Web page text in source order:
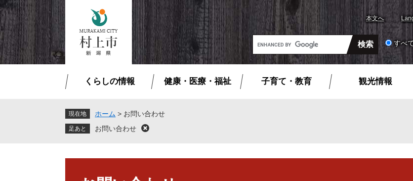
ペ
ー
ジ
の
先
頭
メ
ニ
ュ
ー
を
飛
本文へ
G
o
o
検
すべ
くらしの情報 健康・医療・福祉 子育て・教育 観光情報
現在地 ホーム > お問い合わせ
お問い合わせ
閉